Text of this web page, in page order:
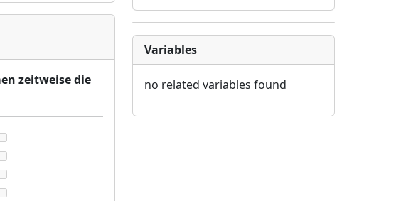
zeitweise die
Variables
no related variables found